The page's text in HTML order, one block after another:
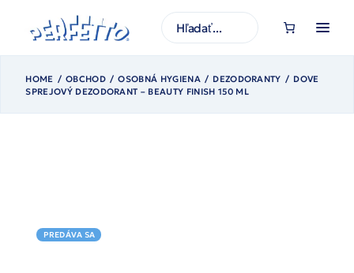
obsah
H
ľ
d
ť
HOME OBCHOD OSOBNÁ HYGIENA DEZODORANTY
DOVE
SPREJOVÝ DEZODORANT – BEAUTY FINISH 150 ML
PREDÁVA SA